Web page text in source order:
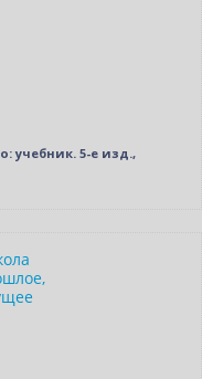
учебник. 5-е изд.,